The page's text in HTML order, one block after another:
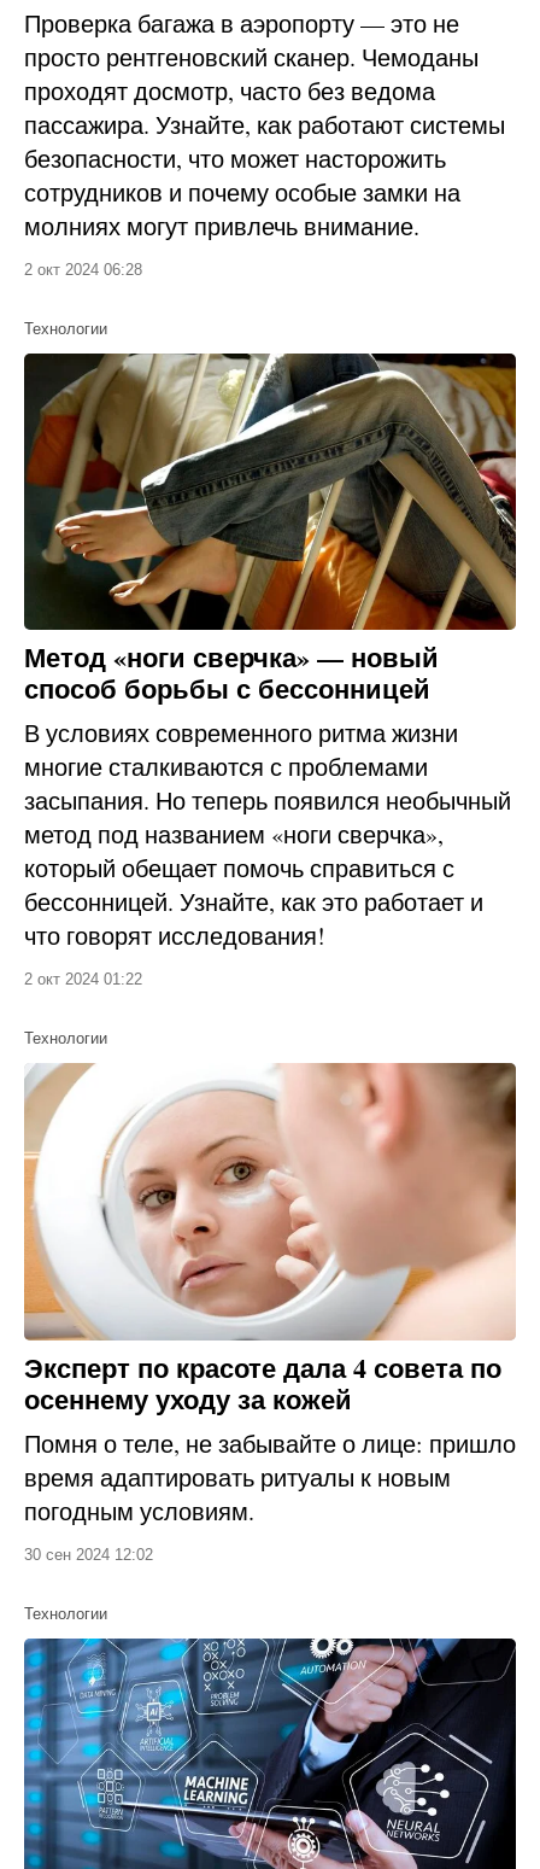
Проверка багажа в аэропорту — это не
просто рентгеновский сканер. Чемоданы
проходят досмотр, часто без ведома
пассажира. Узнайте, как работают системы
безопасности, что может насторожить
сотрудников и почему особые замки на
молниях могут привлечь внимание.
2 окт 2024 06:28
Технологии
Метод «ноги сверчка» — новый
способ борьбы с бессонницей
В условиях современного ритма жизни
многие сталкиваются с проблемами
засыпания. Но теперь появился необычный
метод под названием «ноги сверчка»,
который обещает помочь справиться с
бессонницей. Узнайте, как это работает и
что говорят исследования!
2 окт 2024 01:22
Технологии
Эксперт по красоте дала 4 совета по
осеннему уходу за кожей
Помня о теле, не забывайте о лице: пришло
время адаптировать ритуалы к новым
погодным условиям.
30 сен 2024 12:02
Технологии